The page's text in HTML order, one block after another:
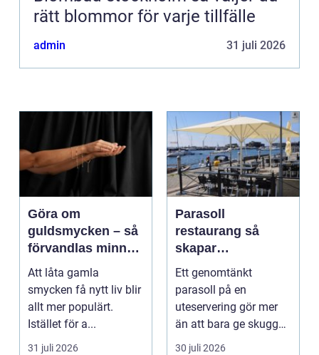
rätt blommor för varje tillfälle
admin 31 juli 2026
Göra om
guldsmycken – så
förvandlas minnen
till nya favoriter
Att låta gamla
smycken få nytt liv blir
allt mer populärt.
Istället för a...
31 juli 2026
Parasoll
restaurang så
skapar
uteserveringen rätt
känsla året runt
Ett genomtänkt
parasoll på en
uteservering gör mer
än att bara ge skugga.
Det påverkar hur länge
30 juli 2026